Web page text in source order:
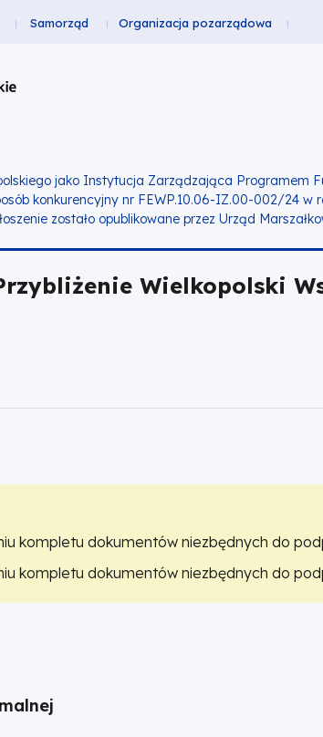
Samorząd Organizacja pozarządowa
jako Instytucja Zarządzająca Programem
konkurencyjny nr FEWP.10.06-IZ.00-002/24 w
zostało opublikowane przez Urząd
Wielkopolski
kompletu dokumentów niezbędnych do
kompletu dokumentów niezbędnych do